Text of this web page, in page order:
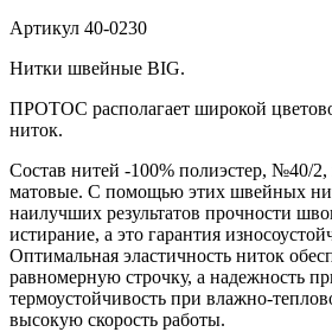
Артикул 40-0230
Нитки швейные BIG.
ПРОТОС располагает широкой
ниток.
Состав нитей -100% полиэстер, №40/2,
матовые. С помощью этих швейных
наилучших результатов прочности
истирание, а это гарантия
Оптимальная эластичность ниток
равномерную строчку, а надежность
термоустойчивость при влажно-
высокую скорость работы.